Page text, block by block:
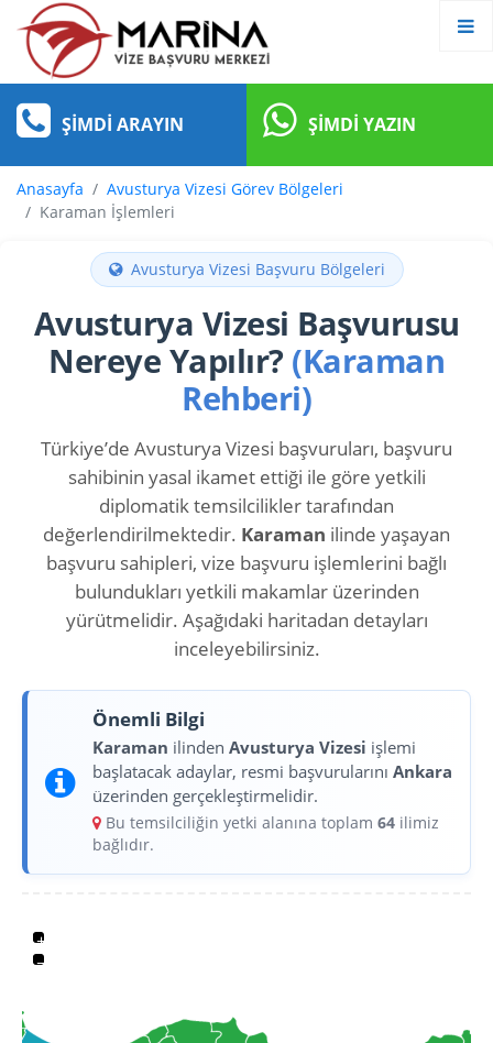
ŞIMDI ARAYIN ŞIMDI YAZIN
Anasayfa
Avusturya Vizesi Görev Bölgeleri
Karaman İşlemleri
Avusturya Vizesi Başvuru Bölgeleri
Avusturya Vizesi Başvurusu
Nereye Yapılır? (Karaman
Rehberi)
Türkiye’de Avusturya Vizesi başvuruları, başvuru
sahibinin yasal ikamet ettiği ile göre yetkili
diplomatik temsilcilikler tarafından
değerlendirilmektedir. Karaman ilinde yaşayan
başvuru sahipleri, vize başvuru işlemlerini bağlı
bulundukları yetkili makamlar üzerinden
yürütmelidir. Aşağıdaki haritadan detayları
inceleyebilirsiniz.
Önemli Bilgi
Karaman ilinden Avusturya Vizesi işlemi
başlatacak adaylar, resmi başvurularını Ankara
üzerinden gerçekleştirmelidir.
Bu temsilciliğin yetki alanına toplam 64 ilimiz
bağlıdır.
+
−